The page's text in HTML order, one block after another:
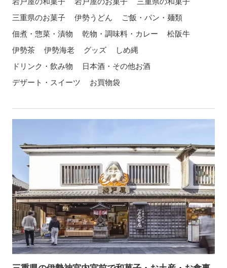
三重県のお菓子
伊勢うどん
ご飯・パン・麺類
佃煮・惣菜・漬物
乾物・調味料・カレー
松阪牛
伊勢茶
伊勢海老 グッズ
しめ縄
ドリンク・飲み物
日本酒・その他お酒
デザート・スイーツ
お買物袋